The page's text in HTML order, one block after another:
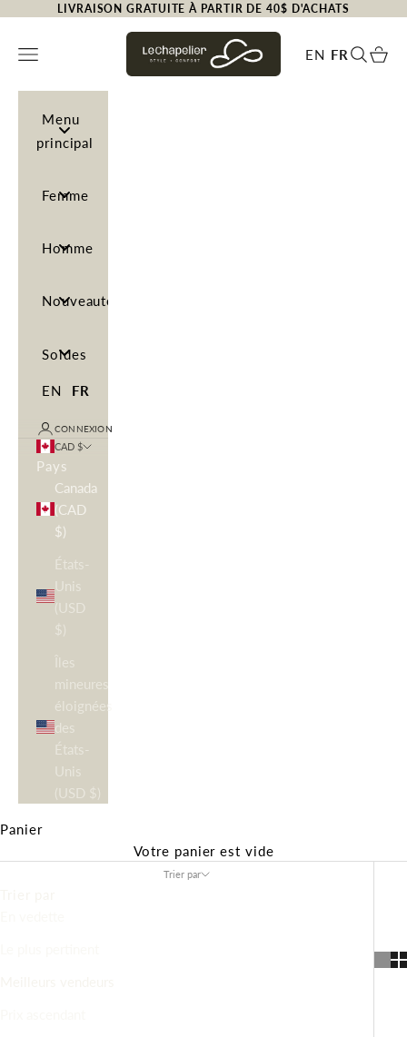
Passer au contenuLIVRAISON GRATUITE À PARTIR DE 40$ D'ACHATS
LeChapelier.ca
Menu EN FR
Menu
principal
Femme
Homme
Nouveautés
Soldes
EN FR
CONNEXION
CAD $
Pays
Canada
(CAD
$)
États-
Unis
(USD
$)
Îles
mineures
éloignées
des
États-
Unis
(USD $)
Panier
Votre panier est vide
Trier par